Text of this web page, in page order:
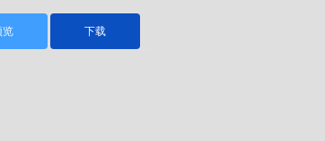
览 下载